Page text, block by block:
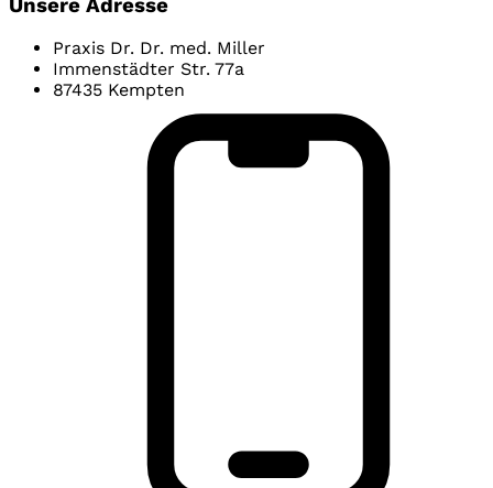
Unsere Adresse
Praxis Dr. Dr. med. Miller
Immenstädter Str. 77a
87435 Kempten